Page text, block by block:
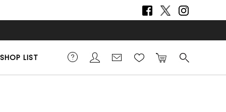
SHOP LIST